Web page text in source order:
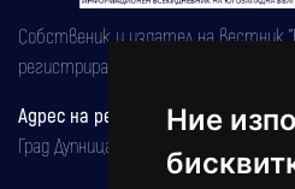
Ние
Собственик и издател на вестник
регистрирана на 08.05.2002 година.
Адрес на редакцията
Град Дупница, ул.''Христо Ботев" 43